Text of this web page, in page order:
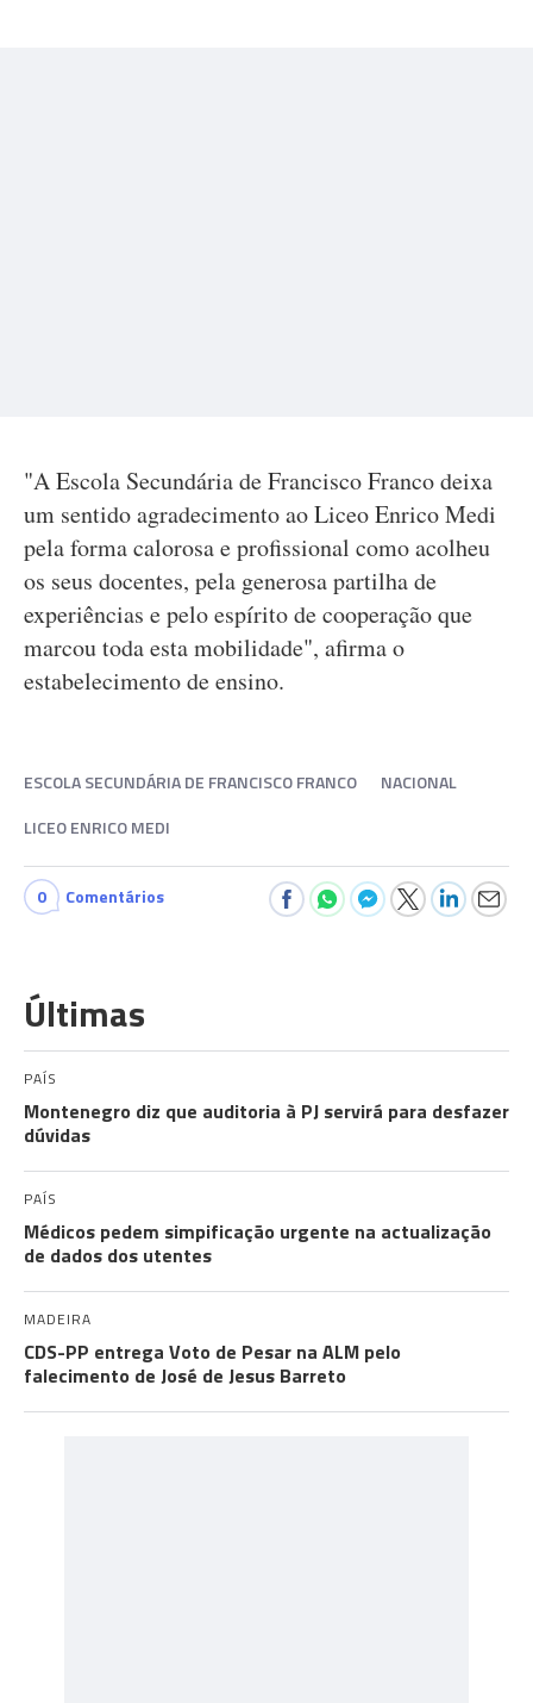
"A Escola Secundária de Francisco Franco deixa
um sentido agradecimento ao Liceo Enrico Medi
pela forma calorosa e profissional como acolheu
os seus docentes, pela generosa partilha de
experiências e pelo espírito de cooperação que
marcou toda esta mobilidade", afirma o
estabelecimento de ensino.
ESCOLA SECUNDÁRIA DE FRANCISCO FRANCO
NACIONAL
LICEO ENRICO MEDI
0 Comentários
Últimas
PAÍS
Montenegro diz que auditoria à PJ servirá para desfazer
dúvidas
PAÍS
Médicos pedem simpificação urgente na actualização
de dados dos utentes
MADEIRA
CDS-PP entrega Voto de Pesar na ALM pelo
falecimento de José de Jesus Barreto